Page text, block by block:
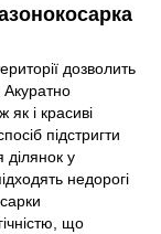
дозволить
Акуратно
і красиві
підстригти
ділянок у
недорогі
що